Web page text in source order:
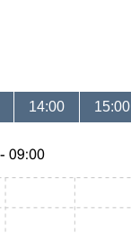
14:00 15:00